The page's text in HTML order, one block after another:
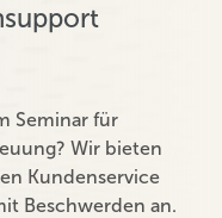
Seminar für
Wir bieten
Kundenservice
Beschwerden an.